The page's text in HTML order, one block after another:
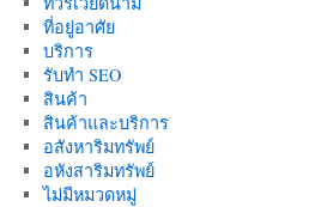
ที่อยู่อาศัย
บริการ
รับทำ SEO
สินค้า
สินค้าและบริการ
อสังหาริมทรัพย์
อหังสาริมทรัพย์
ไม่มีหมวดหมู่